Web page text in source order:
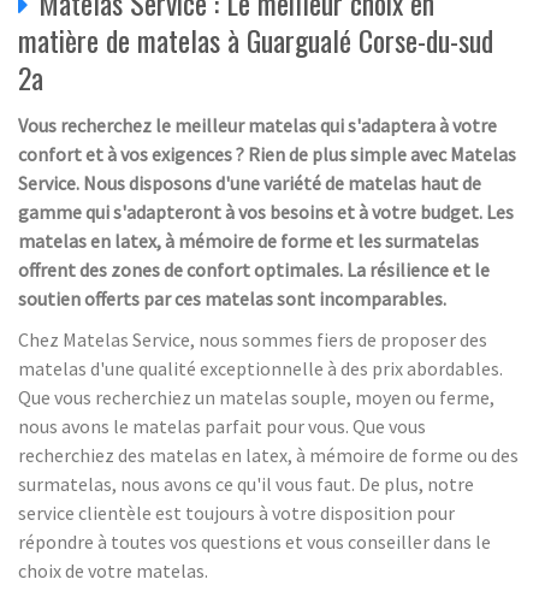
matière de matelas à Guargualé Corse-du-sud
2a
Vous recherchez le meilleur matelas qui s'adaptera à votre
confort et à vos exigences ? Rien de plus simple avec Matelas
Service. Nous disposons d'une variété de matelas haut de
gamme qui s'adapteront à vos besoins et à votre budget. Les
matelas en latex, à mémoire de forme et les surmatelas
offrent des zones de confort optimales. La résilience et le
soutien offerts par ces matelas sont incomparables.
Chez Matelas Service, nous sommes fiers de proposer des
matelas d'une qualité exceptionnelle à des prix abordables.
Que vous recherchiez un matelas souple, moyen ou ferme,
nous avons le matelas parfait pour vous. Que vous
recherchiez des matelas en latex, à mémoire de forme ou des
surmatelas, nous avons ce qu'il vous faut. De plus, notre
service clientèle est toujours à votre disposition pour
répondre à toutes vos questions et vous conseiller dans le
choix de votre matelas.